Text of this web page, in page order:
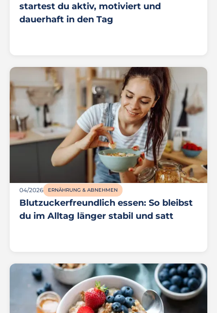
startest du aktiv, motiviert und
dauerhaft in den Tag
04/2026 ERNÄHRUNG & ABNEHMEN
Blutzuckerfreundlich essen: So bleibst
du im Alltag länger stabil und satt